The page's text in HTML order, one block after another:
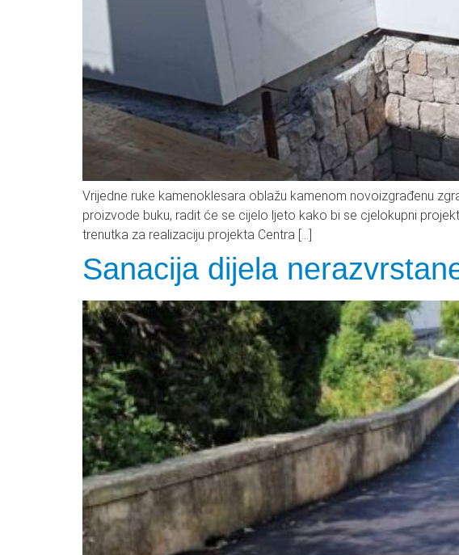
Vrijedne ruke kamenoklesara oblažu kamenom novoizgrađenu
proizvode buku, radit će se cijelo ljeto kako bi se cjelokupni
trenutka za realizaciju projekta Centra […]
Sanacija dijela